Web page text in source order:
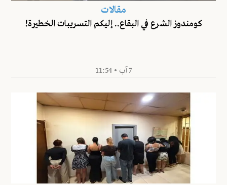
مقالات
كومندوز الشرع في البقاع.. إليكم التسريبات الخطيرة!
7 آب • 11:54